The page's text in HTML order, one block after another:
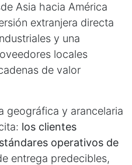
Asia hacia América
extranjera directa
y una
locales
de valor
geográfica y arancelaria
los clientes
operativos de
entrega predecibles,